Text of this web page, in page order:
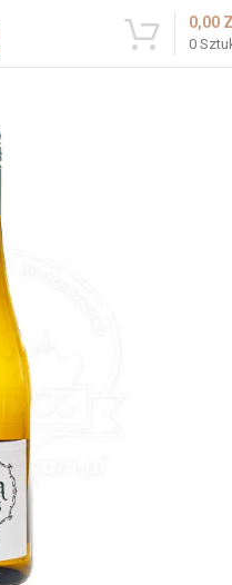
0
0,00